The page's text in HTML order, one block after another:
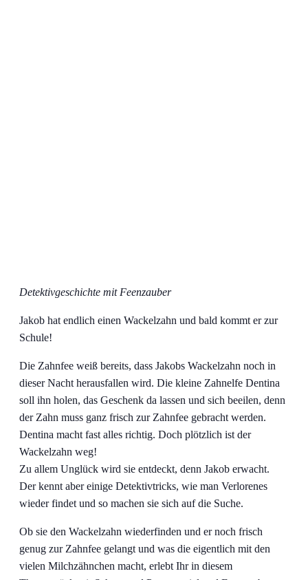
Detektivgeschichte mit Feenzauber
Jakob hat endlich einen Wackelzahn und bald kommt er zur
Schule!
Die Zahnfee weiß bereits, dass Jakobs Wackelzahn noch in
dieser Nacht herausfallen wird. Die kleine Zahnelfe Dentina
soll ihn holen, das Geschenk da lassen und sich beeilen, denn
der Zahn muss ganz frisch zur Zahnfee gebracht werden.
Dentina macht fast alles richtig. Doch plötzlich ist der
Wackelzahn weg!
Zu allem Unglück wird sie entdeckt, denn Jakob erwacht.
Der kennt aber einige Detektivtricks, wie man Verlorenes
wieder findet und so machen sie sich auf die Suche.
Ob sie den Wackelzahn wiederfinden und er noch frisch
genug zur Zahnfee gelangt und was die eigentlich mit den
vielen Milchzähnchen macht, erlebt Ihr in diesem